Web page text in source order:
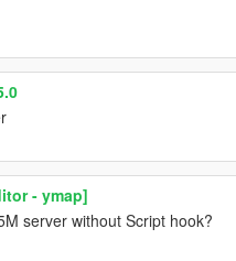
- ymap]
server without Script hook?